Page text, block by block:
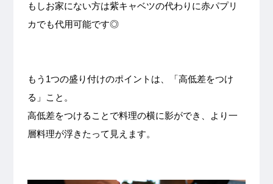
もしお家にない方は紫キャベツの代わりに赤パプリ
カでも代用可能です◎
もう1つの盛り付けのポイントは、「高低差をつけ
る」こと。
高低差をつけることで料理の横に影ができ、より一
層料理が浮きたって見えます。